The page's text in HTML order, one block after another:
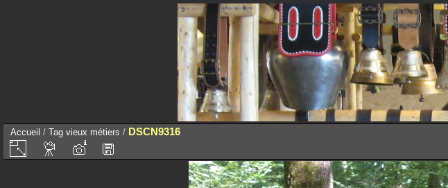
Accueil / Tag vieux métiers / DSCN9316